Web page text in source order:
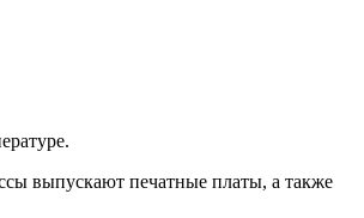
выпускают печатные платы, а также